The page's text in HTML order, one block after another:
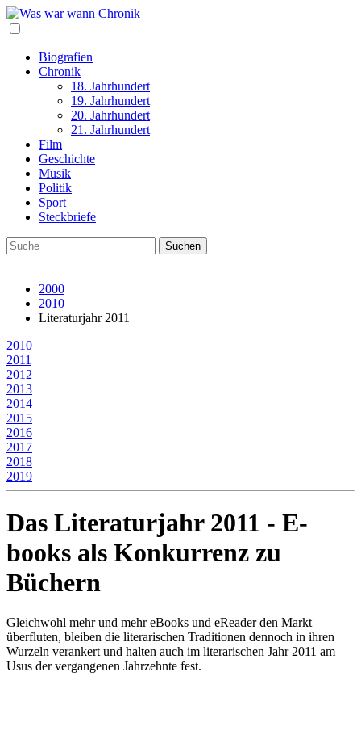
Biografien
Chronik
18. Jahrhundert
19. Jahrhundert
20. Jahrhundert
21. Jahrhundert
Film
Geschichte
Musik
Politik
Sport
Steckbriefe
2000
2010
Literaturjahr 2011
2010
2011
2012
2013
2014
2015
2016
2017
2018
2019
Das Literaturjahr 2011 - E-
books als Konkurrenz zu
Büchern
Gleichwohl mehr und mehr eBooks und eReader den Markt
überfluten, bleiben die literarischen Traditionen dennoch in ihren
Wurzeln verankert und halten auch im literarischen Jahr 2011 am
Usus der vergangenen Jahrzehnte fest.